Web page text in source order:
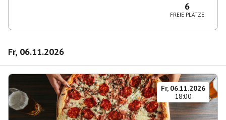
6
FREIE PLÄTZE
Fr, 06.11.2026
Fr, 06.11.2026
18:00